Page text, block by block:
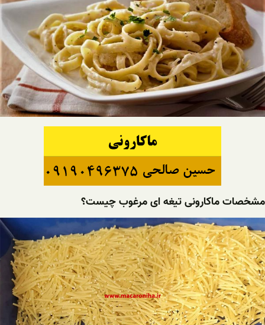
مشخصات ماکارونی تیغه ای مرغوب چیست؟